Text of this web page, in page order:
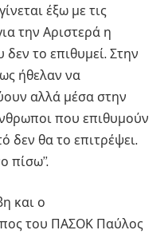
έξω με τις
την Αριστερά η
δεν το επιθυμεί. Στην
ήθελαν να
αλλά μέσα στην
που επιθυμούν
δεν θα το επιτρέψει.
πίσω”.
και ο
του ΠΑΣΟΚ Παύλος